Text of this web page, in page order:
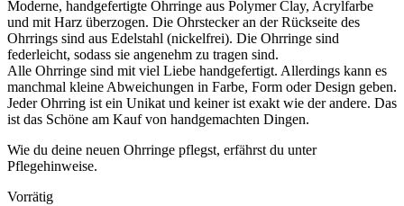
Moderne, handgefertigte Ohrringe aus Polymer Clay, Acrylfarbe
und mit Harz überzogen. Die Ohrstecker an der Rückseite des
Ohrrings sind aus Edelstahl (nickelfrei). Die Ohrringe sind
federleicht, sodass sie angenehm zu tragen sind.
Alle Ohrringe sind mit viel Liebe handgefertigt. Allerdings kann es
manchmal kleine Abweichungen in Farbe, Form oder Design geben.
Jeder Ohrring ist ein Unikat und keiner ist exakt wie der andere. Das
ist das Schöne am Kauf von handgemachten Dingen.
Wie du deine neuen Ohrringe pflegst, erfährst du unter
Pflegehinweise.
Vorrätig